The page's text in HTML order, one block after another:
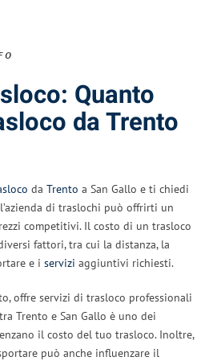
Quanto
da Trento
da Trento a San Gallo e ti chiedi
di traslochi può offrirti un
competitivi. Il costo di un trasloco
fattori, tra cui la distanza, la
e i servizi aggiuntivi richiesti.
offre servizi di trasloco professionali
Trento e San Gallo è uno dei
il costo del tuo trasloco. Inoltre,
può anche influenzare il